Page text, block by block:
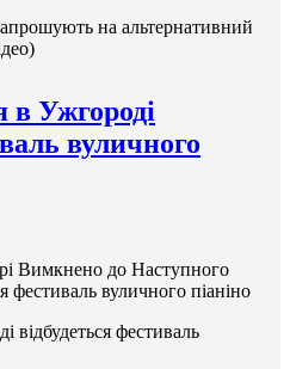
на альтернативний
в Ужгороді
вуличного
Вимкнено до Наступного
фестиваль вуличного піаніно
відбудеться фестиваль